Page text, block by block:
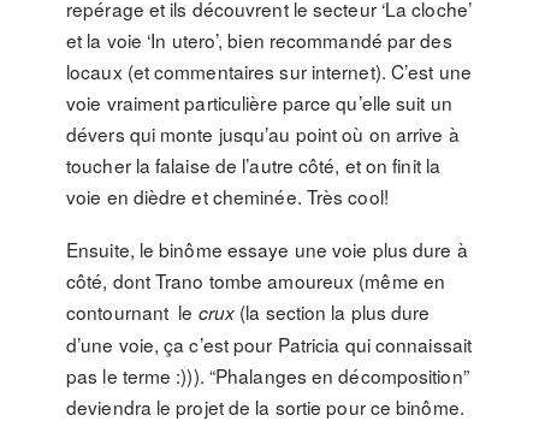
repérage et ils découvrent le secteur ‘La cloche’
et la voie ‘In utero’, bien recommandé par des
locaux (et commentaires sur internet). C’est une
voie vraiment particulière parce qu’elle suit un
dévers qui monte jusqu’au point où on arrive à
toucher la falaise de l’autre côté, et on finit la
voie en dièdre et cheminée. Très cool!
Ensuite, le binôme essaye une voie plus dure à
côté, dont Trano tombe amoureux (même en
contournant le crux (la section la plus dure
d’une voie, ça c’est pour Patricia qui connaissait
pas le terme :))). “Phalanges en décomposition”
deviendra le projet de la sortie pour ce binôme.